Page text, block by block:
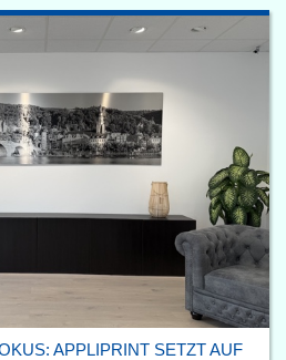
APPLIPRINT SETZT AUF